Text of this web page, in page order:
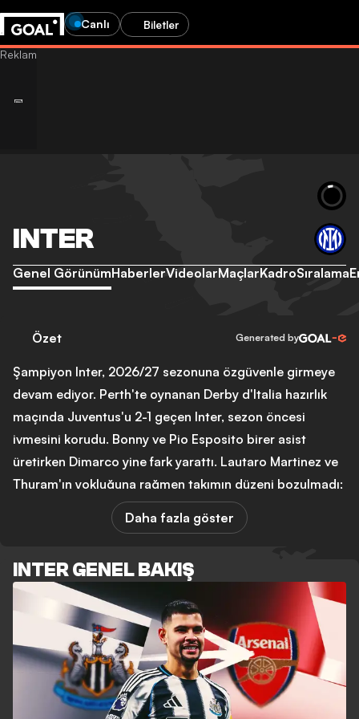
Canlı Biletler
INTER
Genel GörünümHaberlerVideolarMaçlarKadroSıralama
Özet Generated by
Şampiyon Inter, 2026/27 sezonuna özgüvenle girmeye
devam ediyor. Perth'te oynanan Derby d'Italia hazırlık
maçında Juventus'u 2-1 geçen Inter, sezon öncesi
ivmesini korudu. Bonny ve Pio Esposito birer asist
üretirken Dimarco yine fark yarattı. Lautaro Martinez ve
Thuram'ın yokluğuna rağmen takımın düzeni bozulmadı;
bu da Chivu'nun kadro derinliğine duyduğu güveni
kanat sorunu hâlâ çözümsüz. Dumfries'in Real Madrid'e
gitmesinin ardından Inter, Palestra ve Khalaili
transferlerinde başarısız oldu. Chivu artık genç profil
arayışından vazgeçerek deneyimli bir isim istediğini
açıkladı. Savunmada ise Cristian Romero operasyonu
çıkmaza girdi; Arjantinli oyuncu Atletico Madrid'e
yönelirken Inter yeni plan arayışına girdi ve Pavard'ın
Daha fazla göster
INTER GENEL BAKIŞ